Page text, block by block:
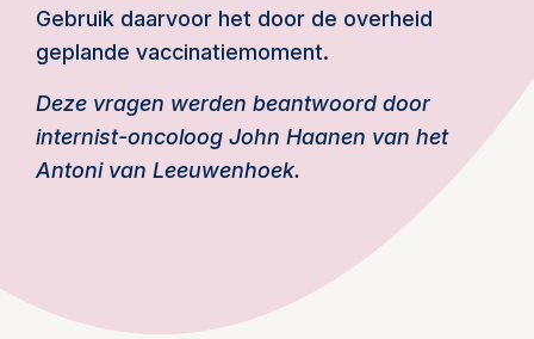
Gebruik daarvoor het door de overheid
geplande vaccinatiemoment.
Deze vragen werden beantwoord door
internist-oncoloog John Haanen van het
Antoni van Leeuwenhoek.